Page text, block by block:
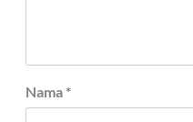
Nama *